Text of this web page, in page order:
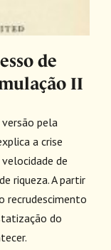
de
II
pela
a crise
de
riqueza. A partir
recrudescimento
do